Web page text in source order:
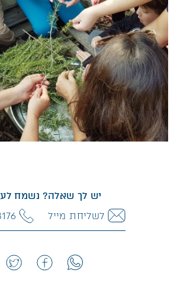
יש לך שאלה? נשמח
לשליחת מייל